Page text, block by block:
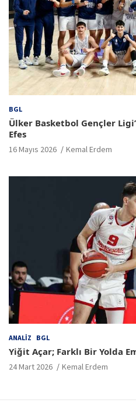
BGL
Ülker Basketbol Gençler
Efes
16 Mayıs 2026 Kemal Erdem
ANALIZ BGL
Yiğit Açar; Farklı Bir Yolda
24 Mart 2026 Kemal Erdem